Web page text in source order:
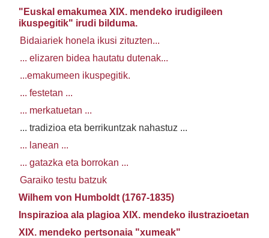
"Euskal emakumea XIX. mendeko irudigileen
ikuspegitik" irudi bilduma.
Bidaiariek honela ikusi zituzten...
... elizaren bidea hautatu dutenak...
...emakumeen ikuspegitik.
... festetan ...
... merkatuetan ...
... tradizioa eta berrikuntzak nahastuz ...
... lanean ...
... gatazka eta borrokan ...
Garaiko testu batzuk
Wilhem von Humboldt (1767-1835)
Inspirazioa ala plagioa XIX. mendeko ilustrazioetan
XIX. mendeko pertsonaia "xumeak"